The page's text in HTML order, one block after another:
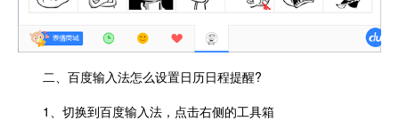
二、百度输入法怎么设置日历日程提醒?
1、切换到百度输入法，点击右侧的工具箱